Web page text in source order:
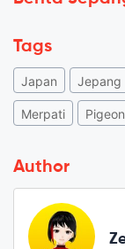
Tags
Japan Jepang
Merpati Pigeon
Author